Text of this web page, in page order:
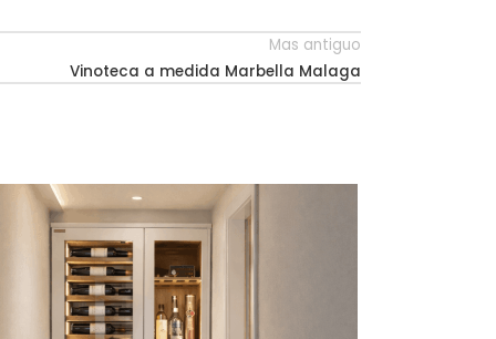
Mas antiguo
Vinoteca a medida Marbella Malaga